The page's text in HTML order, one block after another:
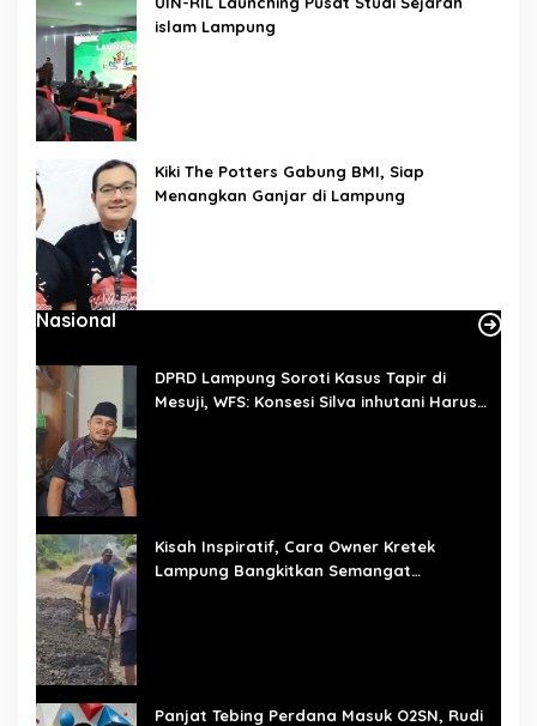
islam Lampung
Kiki The Potters Gabung BMI, Siap
Menangkan Ganjar di Lampung
Nasional
DPRD Lampung Soroti Kasus Tapir di
Mesuji, WFS: Konsesi Silva inhutani Harus
Kisah Inspiratif, Cara Owner Kretek
Lampung Bangkitkan Semangat
Panjat Tebing Perdana Masuk O2SN, Rudi